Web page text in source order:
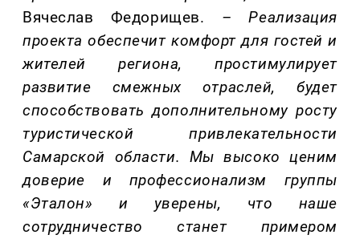
Вячеслав Федорищев. –
Реализация
проекта обеспечит комфорт для гостей и
жителей региона, простимулирует
развитие смежных отраслей, будет
способствовать дополнительному росту
туристической привлекательности
Самарской области. Мы высоко ценим
доверие и профессионализм группы
«Эталон» и уверены, что наше
сотрудничество станет примером